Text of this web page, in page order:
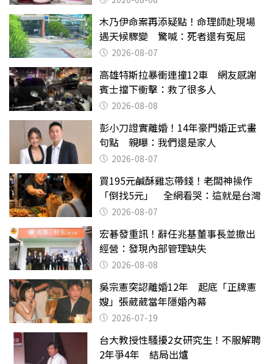
木乃伊命案再添疑點！命理師赴現場
遇天候驟變 驚喊：死者還有冤屈
2026-08-07
高雄特斯拉暴衝連撞12車 網友感謝
賓士擋下衝擊：救了很多人
2026-08-08
彭小刀證實離婚！14年豪門婚正式畫
句點 親曝：我們還是家人
2026-08-07
買195元鹹酥雞忘帶錢！老闆神操作
「倒找5元」 全網看哭：這就是台灣
2026-08-07
宏碁發重訊！辭任兆基董事長並撤出
經營：發現內部管理缺失
2026-08-08
吳宗憲突認離婚12年 起底「正牌憲
嫂」張葳葳當年隱婚內幕
2026-07-19
台大教授性騷擾2女研究生！不服解聘
2年爭4年 結局出爐